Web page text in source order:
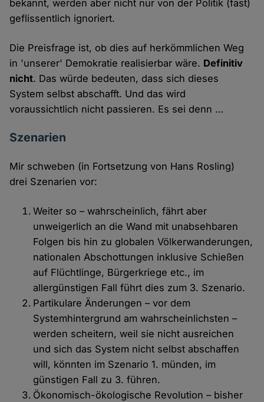
bekannt, werden aber nicht nur von der Politik (fast)
geflissentlich ignoriert.
Die Preisfrage ist, ob dies auf herkömmlichen Weg
in 'unserer' Demokratie realisierbar wäre. Definitiv
nicht. Das würde bedeuten, dass sich dieses
System selbst abschafft. Und das wird
voraussichtlich nicht passieren. Es sei denn …
Szenarien
Mir schweben (in Fortsetzung von Hans Rosling)
drei Szenarien vor:
Weiter so – wahrscheinlich, fährt aber
unweigerlich an die Wand mit unabsehbaren
Folgen bis hin zu globalen Völkerwanderungen,
nationalen Abschottungen inklusive Schießen
auf Flüchtlinge, Bürgerkriege etc., im
allergünstigen Fall führt dies zum 3. Szenario.
Partikulare Änderungen – vor dem
Systemhintergrund am wahrscheinlichsten –
werden scheitern, weil sie nicht ausreichen
und sich das System nicht selbst abschaffen
will, könnten im Szenario 1. münden, im
günstigen Fall zu 3. führen.
Ökonomisch-ökologische Revolution – bisher